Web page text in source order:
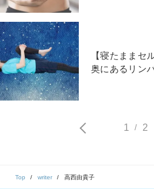
【寝たままセ
奥にあるリン
1 / 2
Top writer 高西由貴子